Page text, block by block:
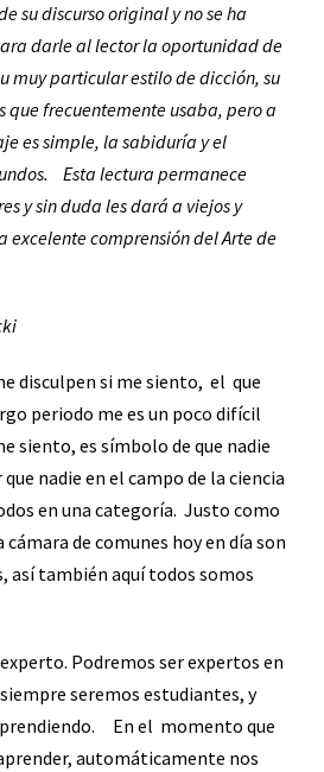
su discurso original y no se ha
darle al lector la oportunidad de
muy particular estilo de dicción, su
que frecuentemente usaba, pero a
es simple, la sabiduría y el
Esta lectura permanece
y sin duda les dará a viejos y
excelente comprensión del Arte de
disculpen si me siento, el que
periodo me es un poco difícil
siento, es símbolo de que nadie
nadie en el campo de la ciencia
en una categoría. Justo como
de comunes hoy en día son
también aquí todos somos
Podremos ser expertos en
seremos estudiantes, y
En el momento que
automáticamente nos